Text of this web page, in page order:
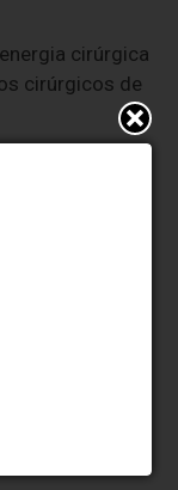
cirúrgica
cirúrgicos de